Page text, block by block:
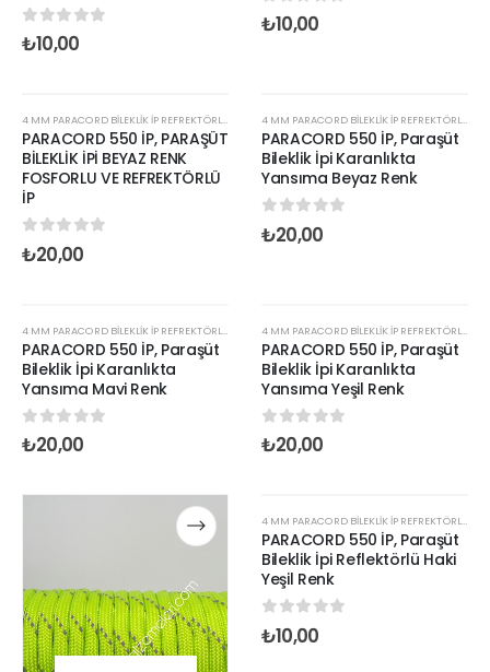
0 out of 5
₺10,00
0 out of 5
₺10,00
4 MM PARACORD BILEKLIK İP REFREKTÖRLÜ RENKLER
PARACORD 550 İP, PARAŞÜT
BİLEKLİK İPİ BEYAZ RENK
FOSFORLU VE REFREKTÖRLÜ
İP
0 out of 5
₺20,00
4 MM PARACORD BILEKLIK İP REFREKTÖRLÜ RENKLER
PARACORD 550 İP, Paraşüt
Bileklik İpi Karanlıkta
Yansıma Beyaz Renk
0 out of 5
₺20,00
4 MM PARACORD BILEKLIK İP REFREKTÖRLÜ RENKLER
PARACORD 550 İP, Paraşüt
Bileklik İpi Karanlıkta
Yansıma Mavi Renk
0 out of 5
₺20,00
4 MM PARACORD BILEKLIK İP REFREKTÖRLÜ RENKLER
PARACORD 550 İP, Paraşüt
Bileklik İpi Karanlıkta
Yansıma Yeşil Renk
0 out of 5
₺20,00
4 MM PARACORD BILEKLIK İP REFREKTÖRLÜ RENKLER
PARACORD 550 İP, Paraşüt
Bileklik İpi Reflektörlü Haki
Yeşil Renk
0 out of 5
₺10,00